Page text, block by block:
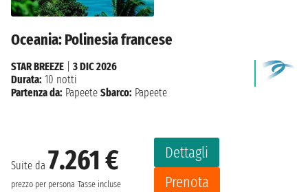
Oceania: Polinesia francese
Suite da 7.261 €
prezzo per persona Tasse incluse
Dettagli
Prenota
STAR BREEZE
3 DIC 2026
Durata: 10 notti
Partenza da: Papeete Sbarco: Papeete